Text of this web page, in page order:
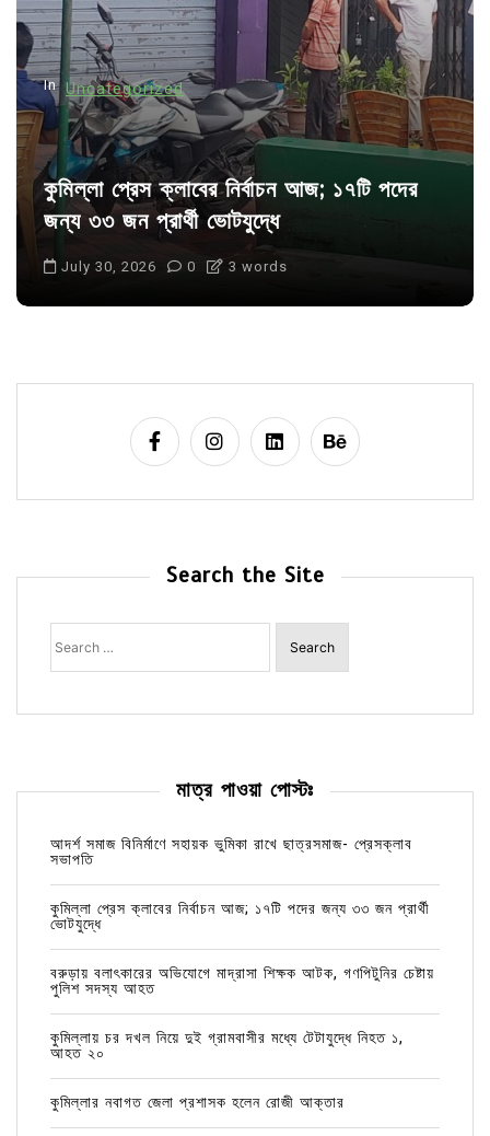
o
n
In Uncategorized
কুমিল্লা প্রেস ক্লাবের নির্বাচন আজ; ১৭টি পদের
জন্য ৩৩ জন প্রার্থী ভোটযুদ্ধে
July 30, 2026 0 3 words
Search the Site
Search
for:
মাত্র পাওয়া পোস্টঃ
আদর্শ সমাজ বিনির্মাণে সহায়ক ভুমিকা রাখে ছাত্রসমাজ- প্রেসক্লাব
সভাপতি
কুমিল্লা প্রেস ক্লাবের নির্বাচন আজ; ১৭টি পদের জন্য ৩৩ জন প্রার্থী
ভোটযুদ্ধে
বরুড়ায় বলাৎকারের অভিযোগে মাদ্রাসা শিক্ষক আটক, গণপিটুনির চেষ্টায়
পুলিশ সদস্য আহত
কুমিল্লায় চর দখল নিয়ে দুই গ্রামবাসীর মধ্যে টেটাযুদ্ধে নিহত ১,
আহত ২০
কুমিল্লার নবাগত জেলা প্রশাসক হলেন রোজী আক্তার